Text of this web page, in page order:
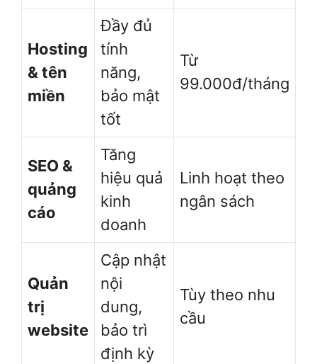
Hosting
& tên
miền
Đầy đủ
tính
năng,
bảo mật
tốt
Từ
99.000đ/tháng
SEO &
quảng
cáo
Tăng
hiệu quả
kinh
doanh
Linh hoạt theo
ngân sách
Quản
trị
website
Cập nhật
nội
dung,
bảo trì
định kỳ
Tùy theo nhu
cầu